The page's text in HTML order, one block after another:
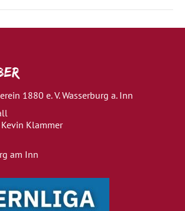
1880 e. V. Wasserburg a. Inn
Klammer
am Inn